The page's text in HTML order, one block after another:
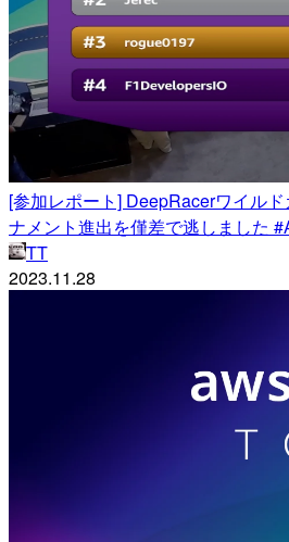
[参加レポート] DeepRacerワイル
ナメント進出を僅差で逃しました
TT
2023.11.28